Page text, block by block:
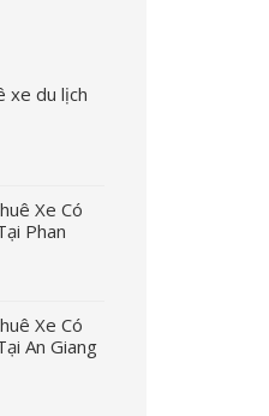
xe du lịch
Xe Có
Phan
Xe Có
An Giang